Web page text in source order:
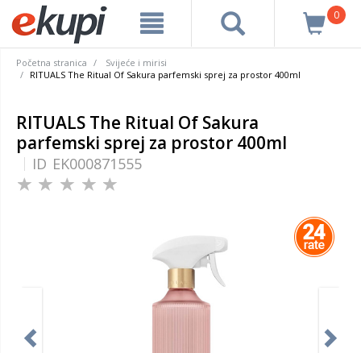
0
Početna stranica
Svijeće i mirisi
RITUALS The Ritual Of Sakura parfemski sprej za prostor 400ml
RITUALS The Ritual Of Sakura
parfemski sprej za prostor 400ml
ID EK000871555